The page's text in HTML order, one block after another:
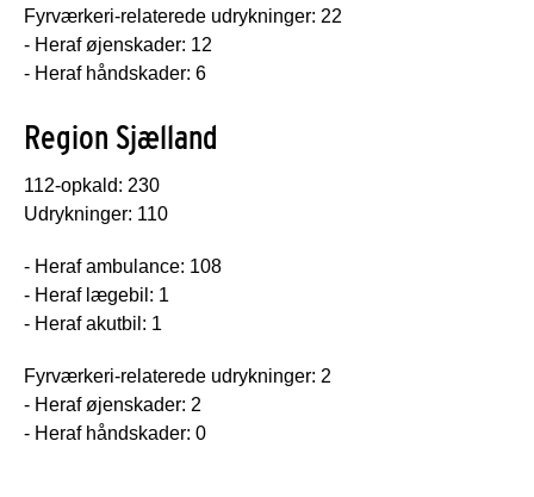
Fyrværkeri-relaterede udrykninger: 22
- Heraf øjenskader: 12
- Heraf håndskader: 6
Region Sjælland
112-opkald: 230
Udrykninger: 110
- Heraf ambulance: 108
- Heraf lægebil: 1
- Heraf akutbil: 1
Fyrværkeri-relaterede udrykninger: 2
- Heraf øjenskader: 2
- Heraf håndskader: 0